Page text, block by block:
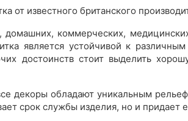
от известного британского
домашних, коммерческих,
является устойчивой к
достоинств стоит выделить
декоры обладают уникальным
срок службы изделия, но и